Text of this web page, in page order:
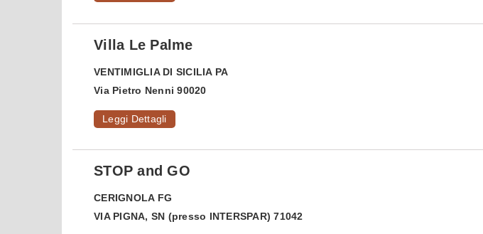
Villa Le Palme
VENTIMIGLIA DI SICILIA PA
Via Pietro Nenni 90020
Leggi Dettagli
STOP and GO
CERIGNOLA FG
VIA PIGNA, SN (presso INTERSPAR) 71042